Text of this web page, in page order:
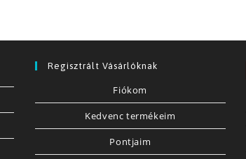
Regisztrált Vásárlóknak
Fiókom
Kedvenc termékeim
Pontjaim